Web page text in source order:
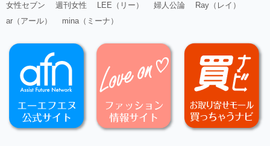
女性セブン
週刊女性 LEE（リー） 婦人公論
Ray（レイ）
ar（アール）
mina（ミーナ）